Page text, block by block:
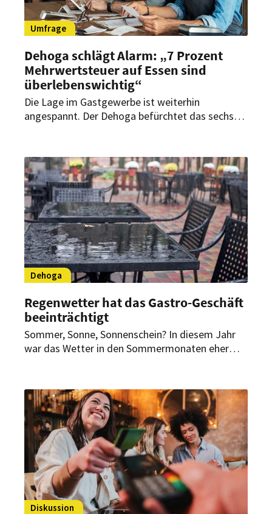
Umfrage
Dehoga schlägt Alarm: „7 Prozent
Mehrwertsteuer auf Essen sind
überlebenswichtig“
Die Lage im Gastgewerbe ist weiterhin
angespannt. Der Dehoga befürchtet das sechste
Handeln der Politik und Steuerfairness.
Dehoga
Regenwetter hat das Gastro-Geschäft
beeinträchtigt
Sommer, Sonne, Sonnenschein? In diesem Jahr
war das Wetter in den Sommermonaten eher
den Biergärten bleiben die Gäste aus.
Diskussion